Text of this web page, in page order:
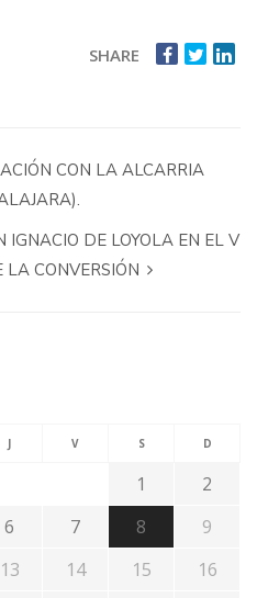
SHARE
CON LA ALCARRIA
IGNACIO DE LOYOLA EN EL V
CONVERSIÓN
J V S D
1
2
6 7 8
9
13 14 15
16